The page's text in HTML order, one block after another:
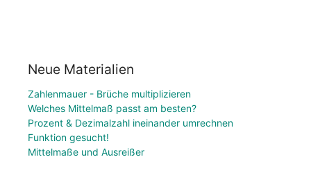
Neue Materialien
Zahlenmauer - Brüche multiplizieren
Welches Mittelmaß passt am besten?
Prozent & Dezimalzahl ineinander umrechnen
Funktion gesucht!
Mittelmaße und Ausreißer